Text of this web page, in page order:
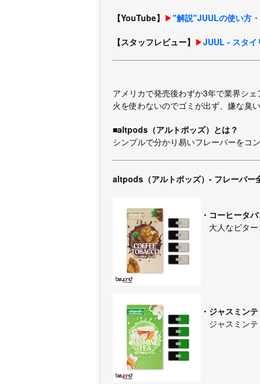
【YouTube】 ▶︎"解説"JUULの使い方
【スタッフレビュー】 ▶︎JUUL - スタイ
アメリカで発売後わずか3年で業界シ
火を使わないのでゴミが出ず、嫌な臭
■altpods（アルトポッズ）とは？
シンプルで分かり易いフレーバーをコ
altpods（アルトポッズ）- フレーバー
・コーヒータバ
大人なビター
・ジャスミン
ジャスミンテ